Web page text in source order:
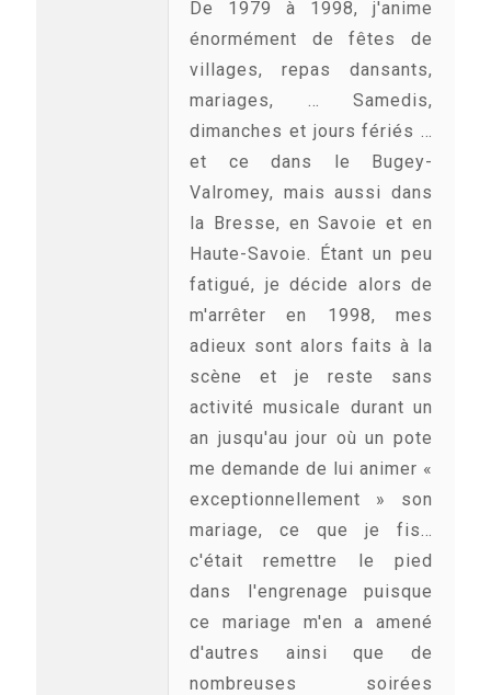
De 1979 à 1998, j'anime
énormément de fêtes de
villages, repas dansants,
mariages, … Samedis,
dimanches et jours fériés …
et ce dans le Bugey-
Valromey, mais aussi dans
la Bresse, en Savoie et en
Haute-Savoie. Étant un peu
fatigué, je décide alors de
m'arrêter en 1998, mes
adieux sont alors faits à la
scène et je reste sans
activité musicale durant un
an jusqu'au jour où un pote
me demande de lui animer «
exceptionnellement » son
mariage, ce que je fis…
c'était remettre le pied
dans l'engrenage puisque
ce mariage m'en a amené
d'autres ainsi que de
nombreuses soirées